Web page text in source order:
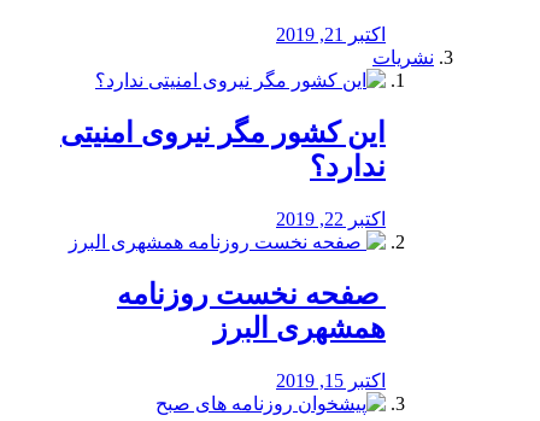
اکتبر 21, 2019
نشریات
این کشور مگر نیروی امنیتی
ندارد؟
اکتبر 22, 2019
️ صفحه نخست روزنامه‌
همشهری البرز
اکتبر 15, 2019